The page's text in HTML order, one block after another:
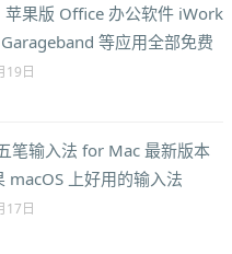
苹果版 Office 办公软件 iWork
等应用全部免费
19日
笔输入法 for Mac 最新版本
macOS 上好用的输入法
17日